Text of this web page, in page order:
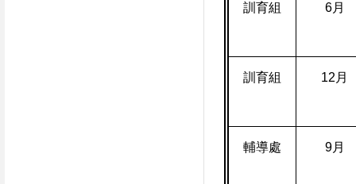
訓育組 6月
訓育組 12 月
輔導處 9月